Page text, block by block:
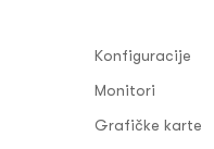
Konfiguracije
Monitori
Grafičke karte